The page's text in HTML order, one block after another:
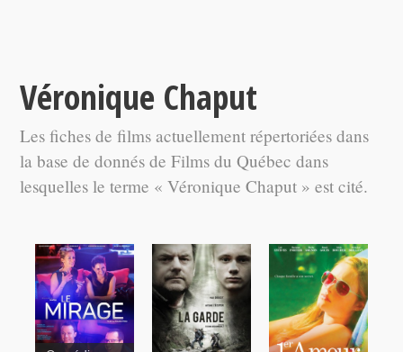
Véronique Chaput
Les fiches de films actuellement répertoriées dans
la base de donnés de Films du Québec dans
lesquelles le terme « Véronique Chaput » est cité.